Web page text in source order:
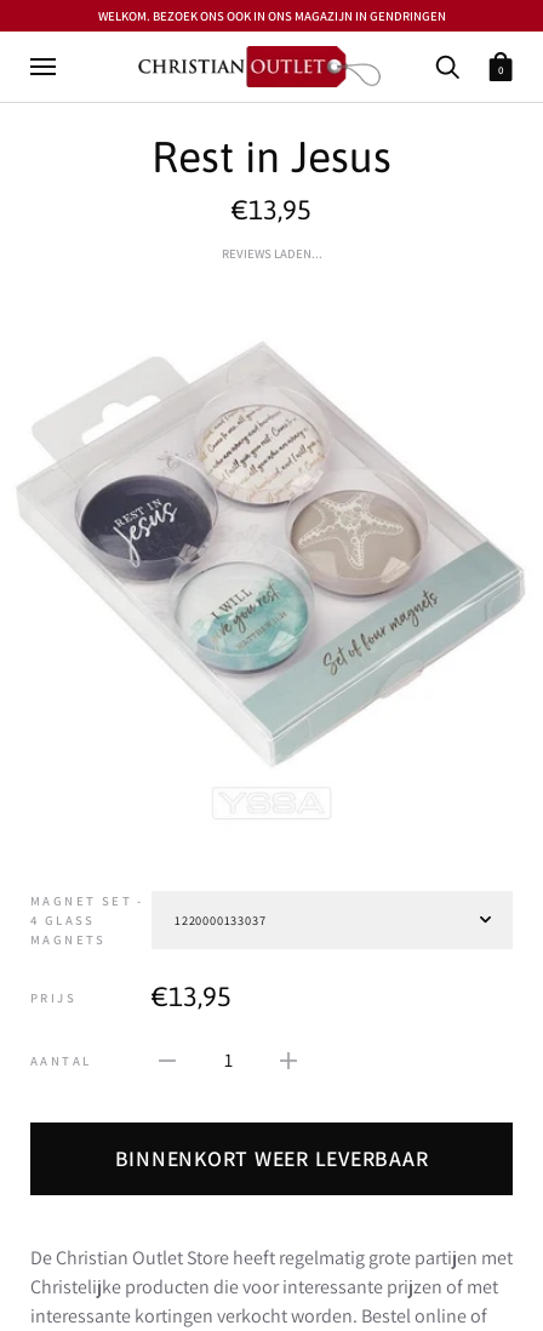
WELKOM. BEZOEK ONS OOK IN ONS MAGAZIJN IN GENDRINGEN
0
Rest in Jesus
€13,95
REVIEWS LADEN...
MAGNET SET -
4 GLASS
MAGNETS
PRIJS €13,95
AANTAL 1
BINNENKORT WEER LEVERBAAR
De Christian Outlet Store heeft regelmatig grote partijen met
Christelijke producten die voor interessante prijzen of met
interessante kortingen verkocht worden. Bestel online of